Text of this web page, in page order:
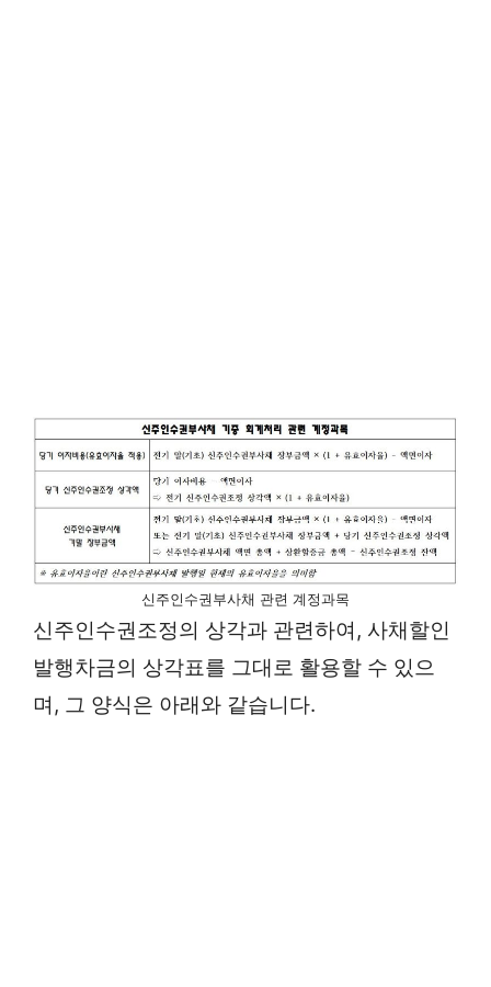
신주인수권부사채 관련 계정과목
신주인수권조정의 상각과 관련하여, 사채할인
발행차금의 상각표를 그대로 활용할 수 있으
며, 그 양식은 아래와 같습니다.